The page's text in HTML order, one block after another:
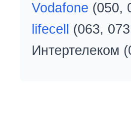
Vodafone (050,
lifecell
(063,
Интертелеком